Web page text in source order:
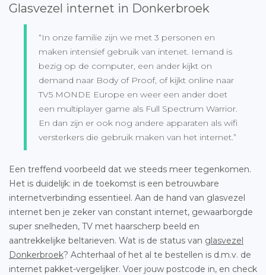
Glasvezel internet in Donkerbroek
“In onze familie zijn we met 3 personen en
maken intensief gebruik van intenet. Iemand is
bezig op de computer, een ander kijkt on
demand naar Body of Proof, of kijkt online naar
TV5 MONDE Europe en weer een ander doet
een multiplayer game als Full Spectrum Warrior.
En dan zijn er ook nog andere apparaten als wifi
versterkers die gebruik maken van het internet.”
Een treffend voorbeeld dat we steeds meer tegenkomen.
Het is duidelijk: in de toekomst is een betrouwbare
internetverbinding essentieel. Aan de hand van glasvezel
internet ben je zeker van constant internet, gewaarborgde
super snelheden, TV met haarscherp beeld en
aantrekkelijke beltarieven. Wat is de status van glasvezel
Donkerbroek? Achterhaal of het al te bestellen is d.m.v. de
internet pakket-vergelijker. Voer jouw postcode in, en check